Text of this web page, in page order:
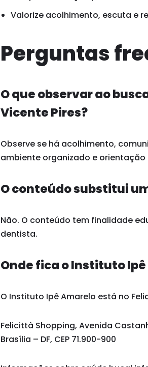
Valorize acolhimento, escuta e
Perguntas
O que observar ao
Vicente Pires?
Observe se há acolhimento,
ambiente organizado e
O conteúdo substitui
Não. O conteúdo tem finalidade
dentista.
Onde fica o Instituto
O Instituto Ipê Amarelo está no
Felicittà Shopping, Avenida
Brasília – DF, CEP 71.900-900